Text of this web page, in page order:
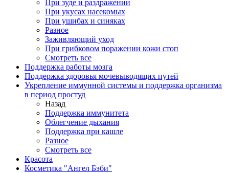
При зуде и раздражении
При укусах насекомых
При ушибах и синяках
Разное
Заживляющий уход
При грибковом поражении кожи стоп
Смотреть все
Поддержка работы мозга
Поддержка здоровья мочевыводящих путей
Укрепление иммунной системы и поддержка организма
в период простуд
Назад
Поддержка иммунитета
Облегчение дыхания
Поддержка при кашле
Разное
Смотреть все
Красота
Косметика "Ангел Бэби"